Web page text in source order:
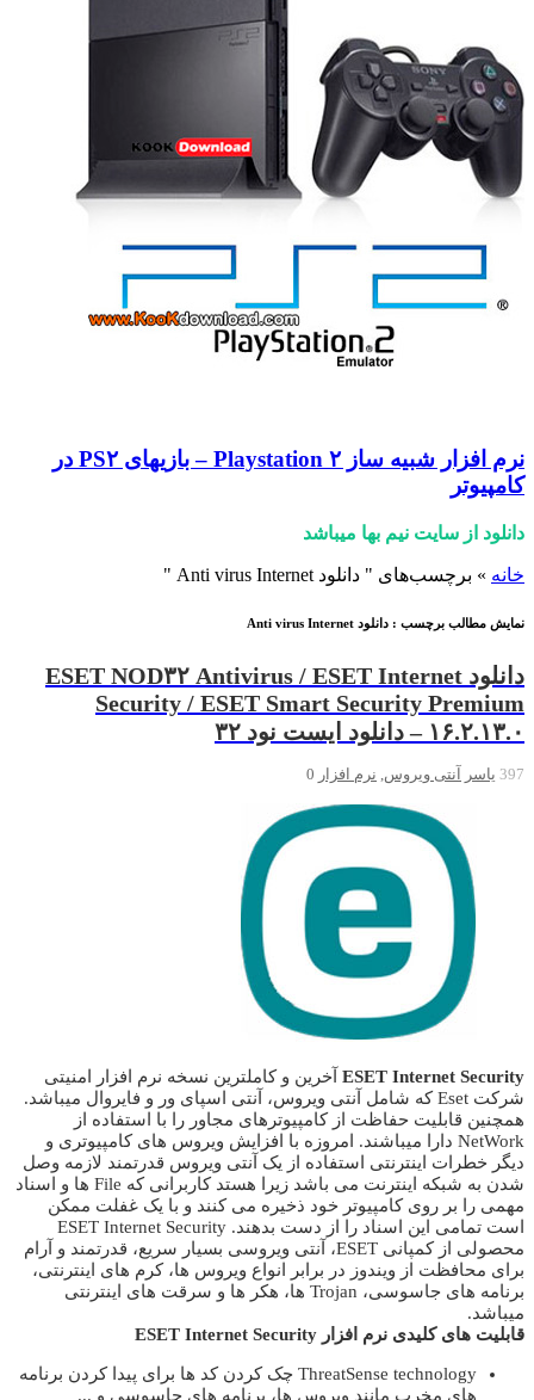
نرم افزار شبیه ساز Playstation ۲ – بازیهای PS۲ در
کامپیوتر
دانلود از سایت نیم بها میباشد
خانه » برچسب‌های " دانلود Anti virus Internet "
نمایش مطالب برچسب : دانلود Anti virus Internet
دانلود ESET NOD۳۲ Antivirus / ESET Internet
Security / ESET Smart Security Premium
۱۶.۲.۱۳.۰ – دانلود ایست نود ۳۲
397 یاسر آنتی ویروس, نرم افزار 0
ESET Internet Security آخرین و کاملترین نسخه نرم افزار امنیتی
شرکت Eset که شامل آنتی ویروس، آنتی اسپای ور و فایروال میباشد.
همچنین قابلیت حفاظت از کامپیوترهای مجاور را با استفاده از
NetWork دارا میباشند. امروزه با افزایش ویروس های کامپیوتری و
دیگر خطرات اینترنتی استفاده از یک آنتی ویروس قدرتمند لازمه وصل
شدن به شبکه اینترنت می باشد زیرا هستد کاربرانی که File ها و اسناد
مهمی را بر روی کامپیوتر خود ذخیره می کنند و با یک غفلت ممکن
است تمامی این اسناد را از دست بدهند. ESET Internet Security
محصولی از کمپانی ESET، آنتی ویروسی بسیار سریع، قدرتمند و آرام
برای محافظت از ویندوز در برابر انواع ویروس ها، کرم های اینترنتی،
برنامه های جاسوسی، Trojan ها، هکر ها و سرقت های اینترنتی
میباشد.
قابلیت های كليدی نرم افزار ESET Internet Security
ThreatSense technology چک کردن کد ها برای پیدا کردن برنامه
های مخرب مانند ویروس ها، برنامه های جاسوسی و ...